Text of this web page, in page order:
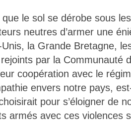
le sol se dérobe sous
neutres d’armer une
la Grande Bretagne,
rejoints par la Communauté
coopération avec le
envers notre pays,
pour s’éloigner de
armés avec ces violences